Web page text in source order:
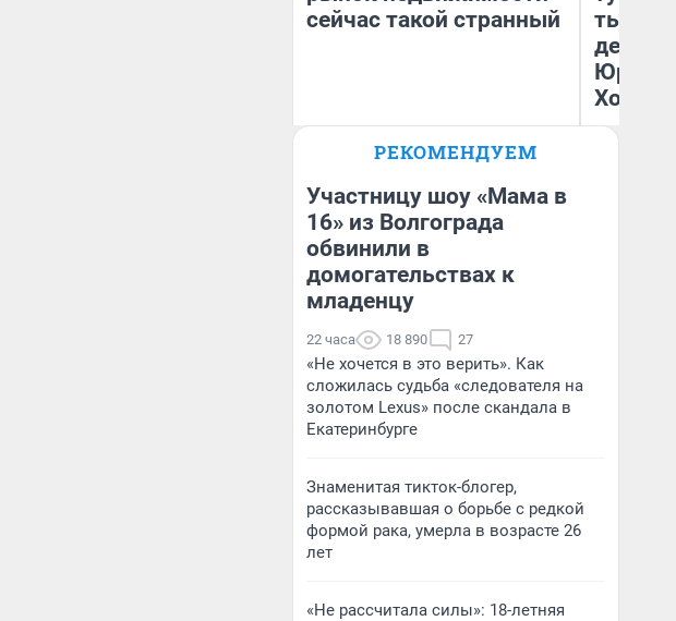
сейчас такой странный
Екатерина Торопова
недвижимости
тысяч,
день
РЕКОМЕНДУЕМ
Участницу шоу «Мама в
16» из Волгограда
обвинили в
домогательствах к
младенцу
22 часа 18 890 27
«Не хочется в это верить». Как
сложилась судьба «следователя на
золотом Lexus» после скандала в
Екатеринбурге
Знаменитая тикток-блогер,
рассказывавшая о борьбе с редкой
формой рака, умерла в возрасте 26
лет
«Не рассчитала силы»: 18-летняя